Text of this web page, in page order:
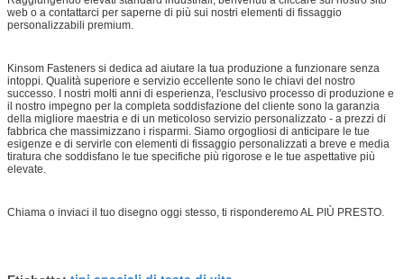
web o a contattarci per saperne di più sui nostri elementi di fissaggio
personalizzabili premium.
Kinsom Fasteners si dedica ad aiutare la tua produzione a funzionare senza
intoppi. Qualità superiore e servizio eccellente sono le chiavi del nostro
successo. I nostri molti anni di esperienza, l'esclusivo processo di produzione e
il nostro impegno per la completa soddisfazione del cliente sono la garanzia
della migliore maestria e di un meticoloso servizio personalizzato - a prezzi di
fabbrica che massimizzano i risparmi. Siamo orgogliosi di anticipare le tue
esigenze e di servirle con elementi di fissaggio personalizzati a breve e media
tiratura che soddisfano le tue specifiche più rigorose e le tue aspettative più
elevate.
Chiama o inviaci il tuo disegno oggi stesso, ti risponderemo AL PIÙ PRESTO.